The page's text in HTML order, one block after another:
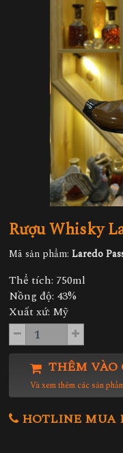
Rượu Whisky
Mã sản phẩm: Laredo
Thể tích: 750ml
Nồng độ: 43%
Xuất xứ: Mỹ
THÊM VÀO
Và xem thêm các sản
HOTLINE MUA